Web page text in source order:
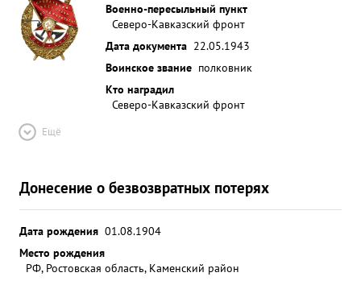
Военно-пересыльный пункт
Северо-Кавказский фронт
Дата документа 22.05.1943
Воинское звание полковник
Кто наградил
Северо-Кавказский фронт
Ещё
Донесение о безвозвратных потерях
Дата рождения 01.08.1904
Место рождения
РФ, Ростовская область, Каменский район